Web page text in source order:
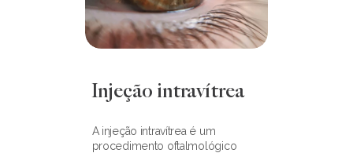
Injeção intravítrea
A injeção intravítrea é um
procedimento oftalmológico